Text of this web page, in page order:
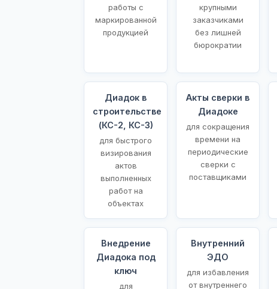
работы с
маркированной
продукцией
крупными
заказчиками
без лишней
бюрократии
Диадок в
строительстве
(КС-2, КС-3)
для быстрого
визирования
актов
выполненных
работ на
объектах
Акты сверки в
Диадоке
для сокращения
времени на
периодические
сверки с
поставщиками
Внедрение
Диадока под
ключ
для
Внутренний
ЭДО
для избавления
от внутреннего